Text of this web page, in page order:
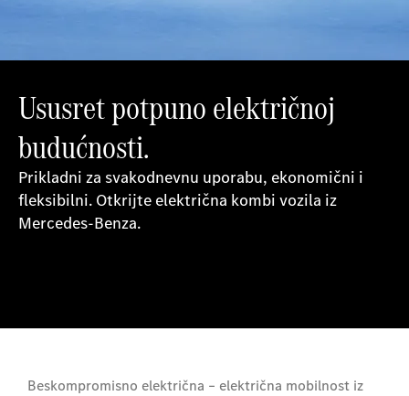
Ususret potpuno električnoj
budućnosti.
Prikladni za svakodnevnu uporabu, ekonomični i
fleksibilni. Otkrijte električna kombi vozila iz
Mercedes-Benza.
Beskompromisno električna – električna mobilnost iz